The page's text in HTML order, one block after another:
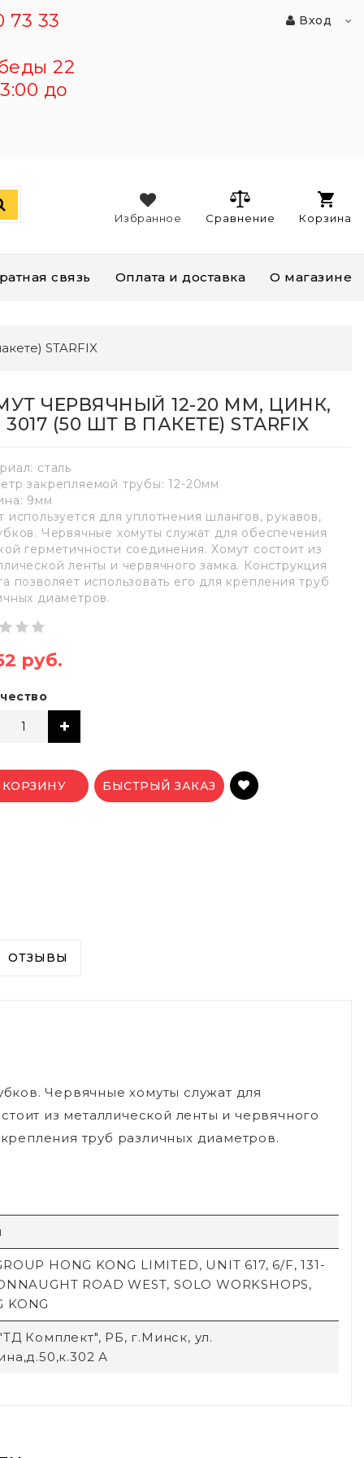
73 33
22
до
Вход
Корзина
Сравнение
Избранное
связь Оплата и доставка О магазине
STARFIX
ЧЕРВЯЧНЫЙ 12-20 ММ, ЦИНК,
3017 (50 ШТ В ПАКЕТЕ) STARFIX
сталь
закрепляемой трубы: 12-20мм
9мм
используется для уплотнения шлангов, рукавов,
Червячные хомуты служат для обеспечения
герметичности соединения. Хомут состоит из
ленты и червячного замка. Конструкция
позволяет использовать его для крепления труб
диаметров.
руб.
КОРЗИНУ БЫСТРЫЙ ЗАКАЗ
ОТЗЫВЫ
Червячные хомуты служат для
из металлической ленты и червячного
труб различных диаметров.
HONG KONG LIMITED, UNIT 617, 6/F, 131-
ROAD WEST, SOLO WORKSHOPS,
KONG
Комплект", РБ, г.Минск, ул.
А